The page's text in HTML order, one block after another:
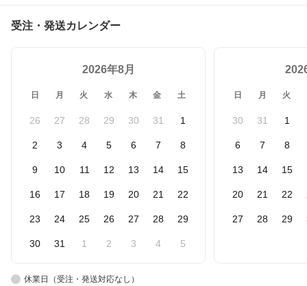
受注・発送カレンダー
2026年8月
日 月 火 水 木 金 土
26 27 28 29 30 31 1
2 3 4 5 6 7 8
9 10 11 12 13 14 15
16 17 18 19 20 21 22
23 24 25 26 27 28 29
30 31 1 2 3 4 5
日 月 火
30 31 1
6 7 8
13 14 15
20 21 22
27 28 29
休業日（受注・発送対応なし）